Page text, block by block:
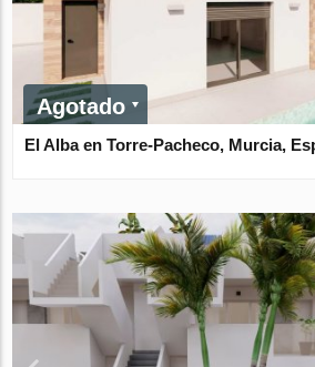
Agotado
El Alba en Torre-Pacheco, Murcia,